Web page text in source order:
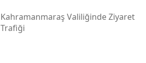
Kahramanmaraş Valiliğinde Ziyaret
Trafiği